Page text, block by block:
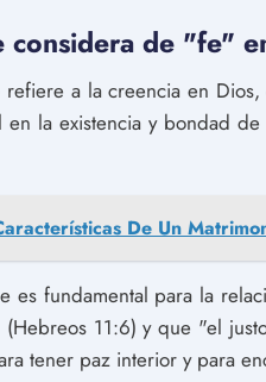
considera de "fe"
refiere a la creencia en Dios,
en la existencia y bondad
De Un
es fundamental para la
11:6) y que "el
tener paz interior y para